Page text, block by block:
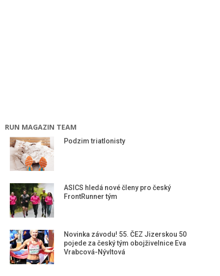
RUN MAGAZIN TEAM
Podzim triatlonisty
ASICS hledá nové členy pro český
FrontRunner tým
Novinka závodu! 55. ČEZ Jizerskou 50
pojede za český tým obojživelnice Eva
Vrabcová-Nývltová